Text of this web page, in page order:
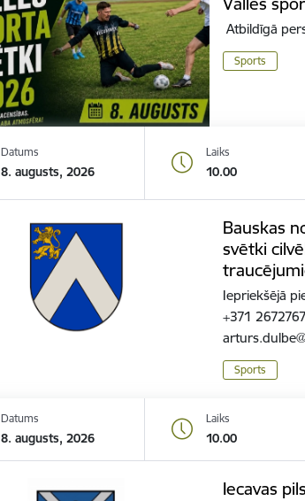
Atbildīgā
Sports
Datums
8. augusts, 2026
Laiks
10.00
Bauskas
svētki
Iepriekšējā
+371
Sports
Datums
8. augusts, 2026
Laiks
10.00
Iecavas